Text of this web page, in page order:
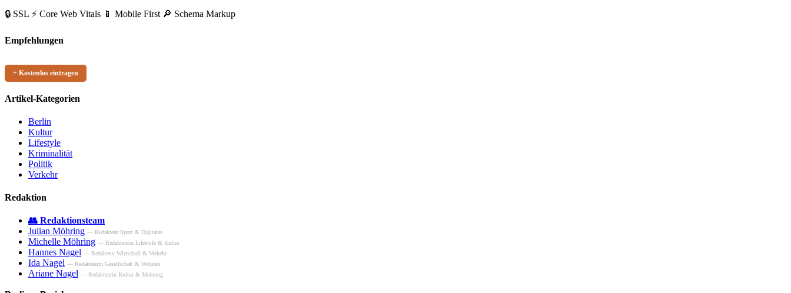
🔒 SSL ⚡ Core Web Vitals 📱 Mobile First 🔎 Schema Markup
Empfehlungen
+ Kostenlos eintragen
Artikel-Kategorien
Berlin
Kultur
Lifestyle
Kriminalität
Politik
Verkehr
Redaktion
👥 Redaktionsteam
Julian Möhring — Redakteur Sport & Digitales
Michelle Möhring — Redakteurin Lifestyle & Kultur
Hannes Nagel — Redakteur Wirtschaft & Verkehr
Ida Nagel — Redakteurin Gesellschaft & Wohnen
Ariane Nagel — Redakteurin Kultur & Meinung